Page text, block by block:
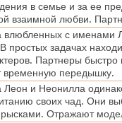
в семье и за ее
взаимной любви.
влюбленных с именами
простых задачах
Партнеры
временную передышку.
Леон и Неонилла
своих чад. Они
Отражают